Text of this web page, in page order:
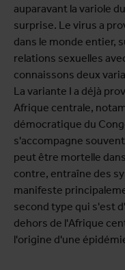
auparavant la variole
surprise. Le virus a
dans le monde entier,
relations sexuelles
connaissons deux
La variante I a déjà
Afrique centrale,
démocratique du
s'accompagne
peut être mortelle
contre, entraîne des
manifeste
second type qui s'est
dehors de l'Afrique
l'origine d'une